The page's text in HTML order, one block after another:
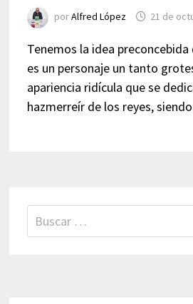
porAlfred López 21 de
Tenemos la idea
es un personaje un tanto
apariencia ridícula que se
hazmerreír de los reyes,
Buscar: